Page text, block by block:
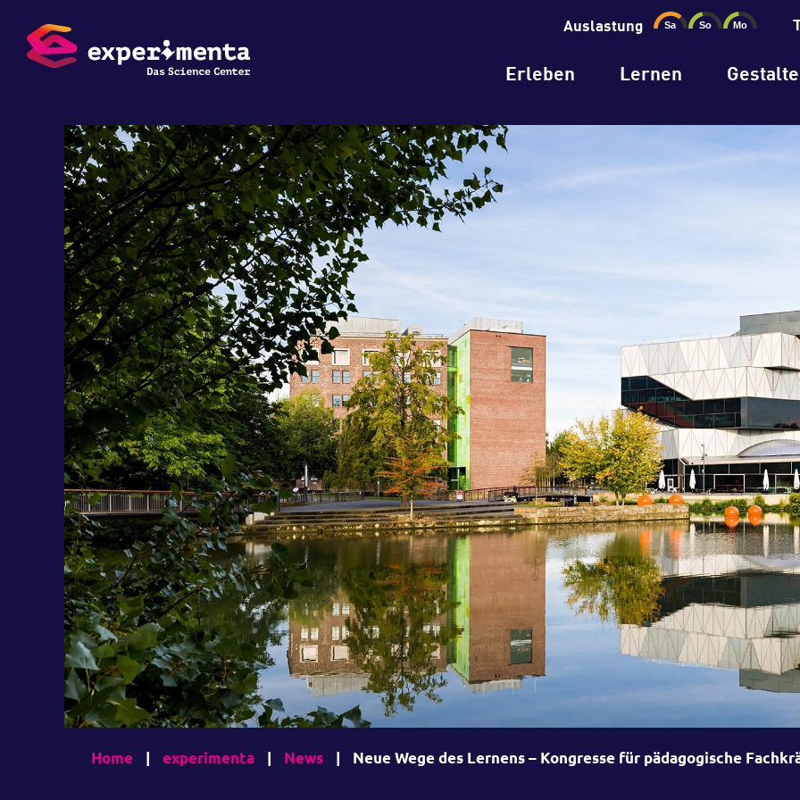
Auslastung
Erleben Lernen
Home | experimenta | News | Neue Wege des Lernens – Kongresse für pädagogische